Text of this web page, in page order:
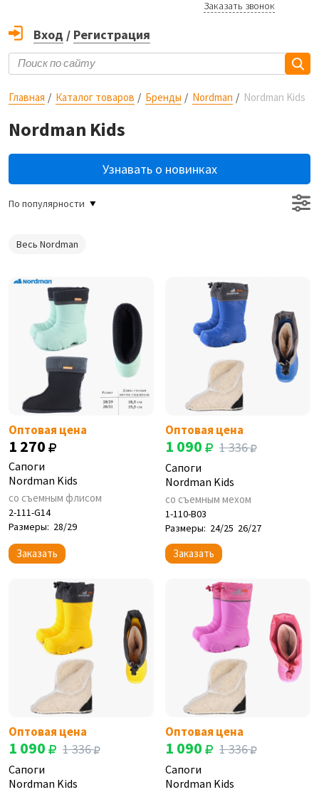
Заказать звонок
Вход / Регистрация
Главная Каталог товаров Бренды Nordman Nordman Kids
Nordman Kids
Узнавать о новинках
По популярности
Весь Nordman
Оптовая цена
1 270
Сапоги
Nordman Kids
со съемным флисом
2-111-G14
Размеры: 28/29
Заказать
Оптовая цена
1 090 1 336
Сапоги
Nordman Kids
со съемным мехом
1-110-B03
Размеры: 24/25 26/27
Заказать
Оптовая цена
1 090 1 336
Сапоги
Nordman Kids
Оптовая цена
1 090 1 336
Сапоги
Nordman Kids